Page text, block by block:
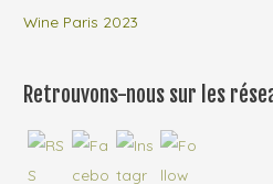
Wine Paris 2023
Retrouvons-nous sur les